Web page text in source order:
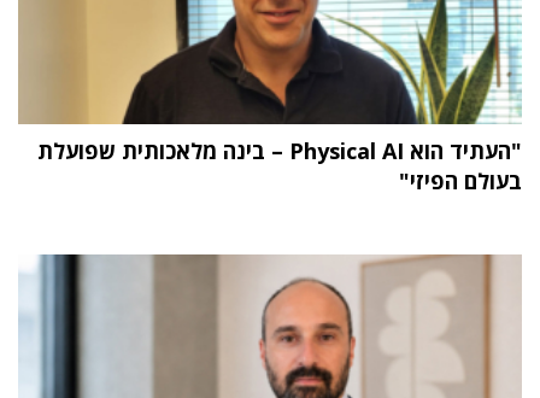
"העתיד הוא Physical AI – בינה מלאכותית שפועלת
בעולם הפיזי"